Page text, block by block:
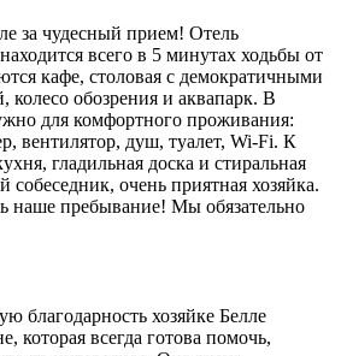
за чудесный прием! Отель
всего в 5 минутах ходьбы от
кафе, столовая с демократичными
колесо обозрения и аквапарк. В
для комфортного проживания:
вентилятор, душ, туалет, Wi-Fi. К
гладильная доска и стиральная
очень приятная хозяйка.
наше пребывание! Мы обязательно
благодарность хозяйке Белле
которая всегда готова помочь,